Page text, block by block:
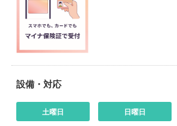
設備・対応
土曜日 日曜日